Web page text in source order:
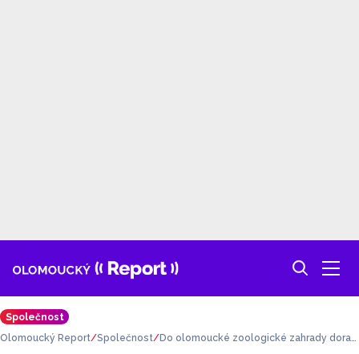
Společnost
Olomoucký Report Společnost
Do olomoucké zoologické zahrady dorazi